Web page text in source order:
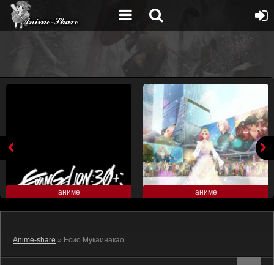
аниме аниме
Anime-share » Ёсио Мукаинакао